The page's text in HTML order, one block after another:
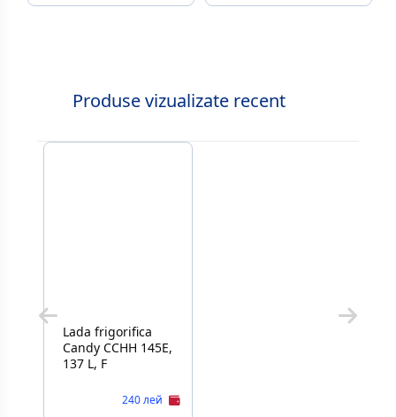
Produse vizualizate recent
Lada frigorifica
Candy CCHH 145E,
137 L, F
240 лей